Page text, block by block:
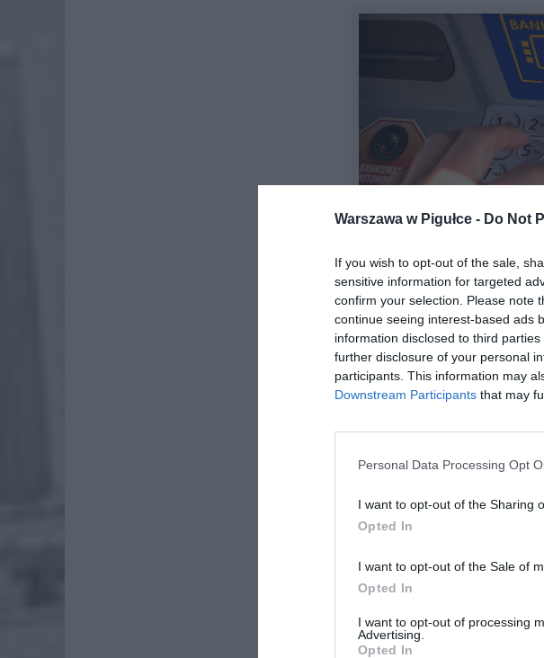
Warszawa w Pigułce - Do Not
If you wish to opt-out of the sale,
sensitive information for targeted
confirm your selection. Please note
continue seeing interest-based ads
information disclosed to third
further disclosure of your personal
participants. This information may
Downstream Participants that may
Personal Data Processing Opt
I want to opt-out of the Sharing
Opted In
I want to opt-out of the Sale of
Opted In
I want to opt-out of processing
Advertising.
Opted In
ING Bank Śląski
zakończą o 5:30. W tym
desktop i mobile, wpłaty i